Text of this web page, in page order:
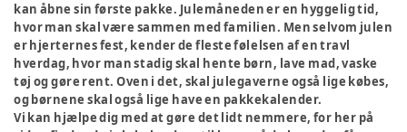
kan åbne sin første pakke. Julemåneden er en hyggelig tid,
hvor man skal være sammen med familien. Men selvom julen
er hjerternes fest, kender de fleste følelsen af en travl
hverdag, hvor man stadig skal hente børn, lave mad, vaske
tøj og gøre rent. Oven i det, skal julegaverne også lige købes,
og børnene skal også lige have en pakkekalender.
Vi kan hjælpe dig med at gøre det lidt nemmere, for her på